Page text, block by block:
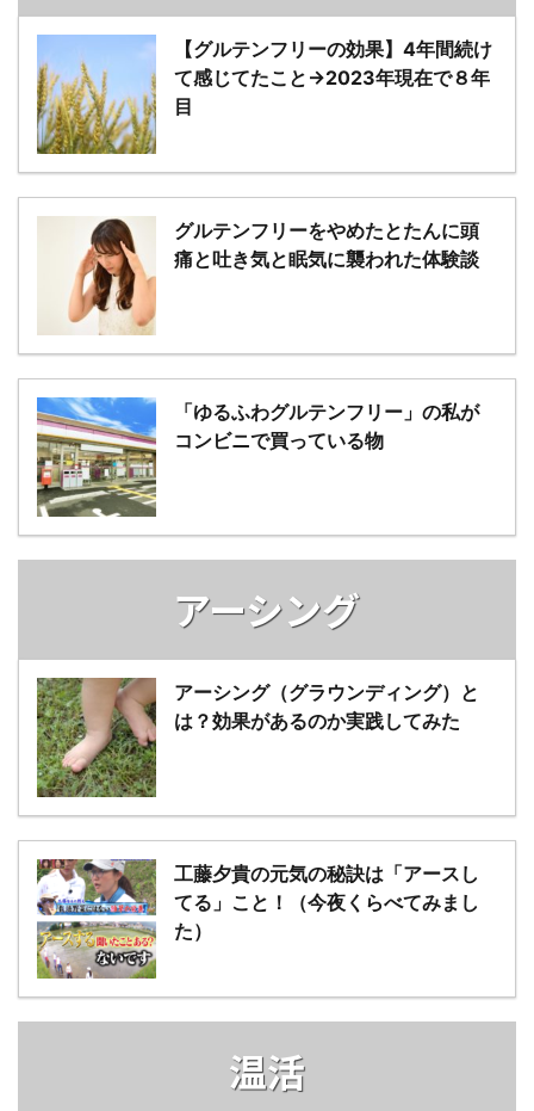
【グルテンフリーの効果】4年間続け
て感じてたこと→2023年現在で８年
目
グルテンフリーをやめたとたんに頭
痛と吐き気と眠気に襲われた体験談
「ゆるふわグルテンフリー」の私が
コンビニで買っている物
アーシング
アーシング（グラウンディング）と
は？効果があるのか実践してみた
工藤夕貴の元気の秘訣は「アースし
てる」こと！（今夜くらべてみまし
た）
温活